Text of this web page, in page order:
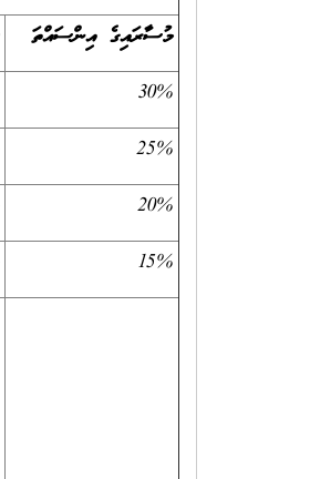
މުސާރައިގެ އިންސައްތަ
30%
25%
20%
15%